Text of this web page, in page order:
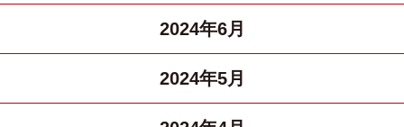
2024年6月
2024年5月